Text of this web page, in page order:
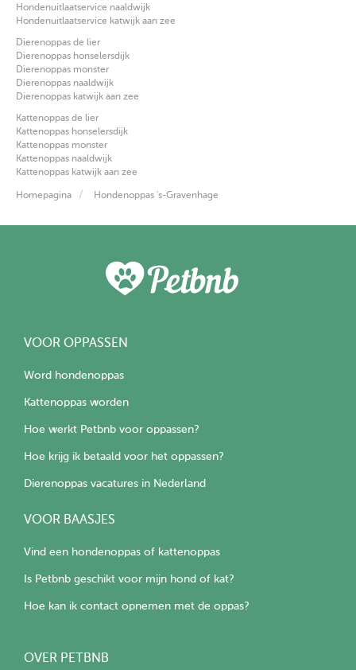
Hondenuitlaatservice naaldwijk
Hondenuitlaatservice katwijk aan zee
Dierenoppas de lier
Dierenoppas honselersdijk
Dierenoppas monster
Dierenoppas naaldwijk
Dierenoppas katwijk aan zee
Kattenoppas de lier
Kattenoppas honselersdijk
Kattenoppas monster
Kattenoppas naaldwijk
Kattenoppas katwijk aan zee
Homepagina Hondenoppas 's-Gravenhage
VOOR OPPASSEN
Word hondenoppas
Kattenoppas worden
Hoe werkt Petbnb voor oppassen?
Hoe krijg ik betaald voor het oppassen?
Dierenoppas vacatures in Nederland
VOOR BAASJES
Vind een hondenoppas of kattenoppas
Is Petbnb geschikt voor mijn hond of kat?
Hoe kan ik contact opnemen met de oppas?
OVER PETBNB